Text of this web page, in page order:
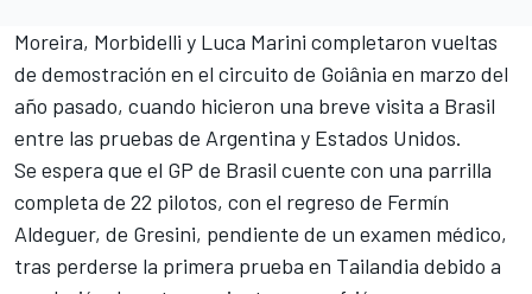
Moreira, Morbidelli y Luca Marini completaron vueltas
de demostración en el circuito de Goiânia en marzo del
año pasado, cuando hicieron una breve visita a Brasil
entre las pruebas de Argentina y Estados Unidos.
Se espera que el GP de Brasil cuente con una parrilla
completa de 22 pilotos, con el regreso de Fermín
Aldeguer, de Gresini, pendiente de un examen médico,
tras perderse la primera prueba en Tailandia debido a